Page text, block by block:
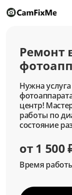
Ремонт
Нужна
центр!
работы по
состояние
от 1 500
Время